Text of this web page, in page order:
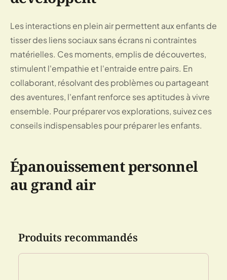
Les interactions en plein air permettent aux enfants de
tisser des liens sociaux sans écrans ni contraintes
matérielles. Ces moments, emplis de découvertes,
stimulent l'empathie et l'entraide entre pairs. En
collaborant, résolvant des problèmes ou partageant
des aventures, l'enfant renforce ses aptitudes à vivre
ensemble. Pour préparer vos explorations, suivez ces
conseils indispensables pour préparer les enfants.
Épanouissement personnel
au grand air
Produits recommandés